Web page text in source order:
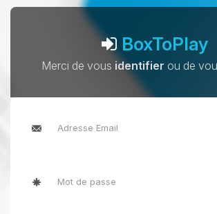
BoxToPlay
Merci de vous identifier ou de